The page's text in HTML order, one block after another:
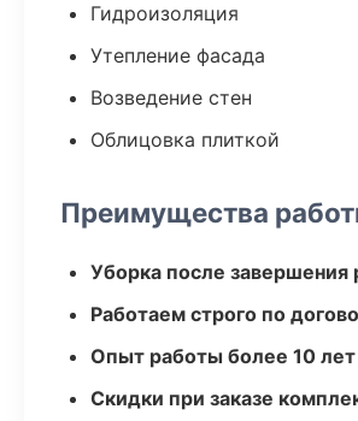
Гидроизоляция
Утепление фасада
Возведение стен
Облицовка плиткой
Преимущества
Уборка после завершения
Работаем строго по
Опыт работы более 10 лет
Скидки при заказе